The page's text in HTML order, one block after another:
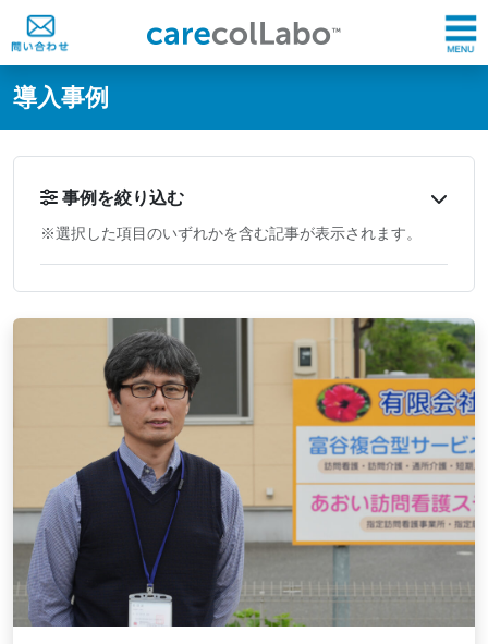
@ -0,0 +1,60 @@
導入事例
事例を絞り込む
※選択した項目のいずれかを含む記事が表示されます。